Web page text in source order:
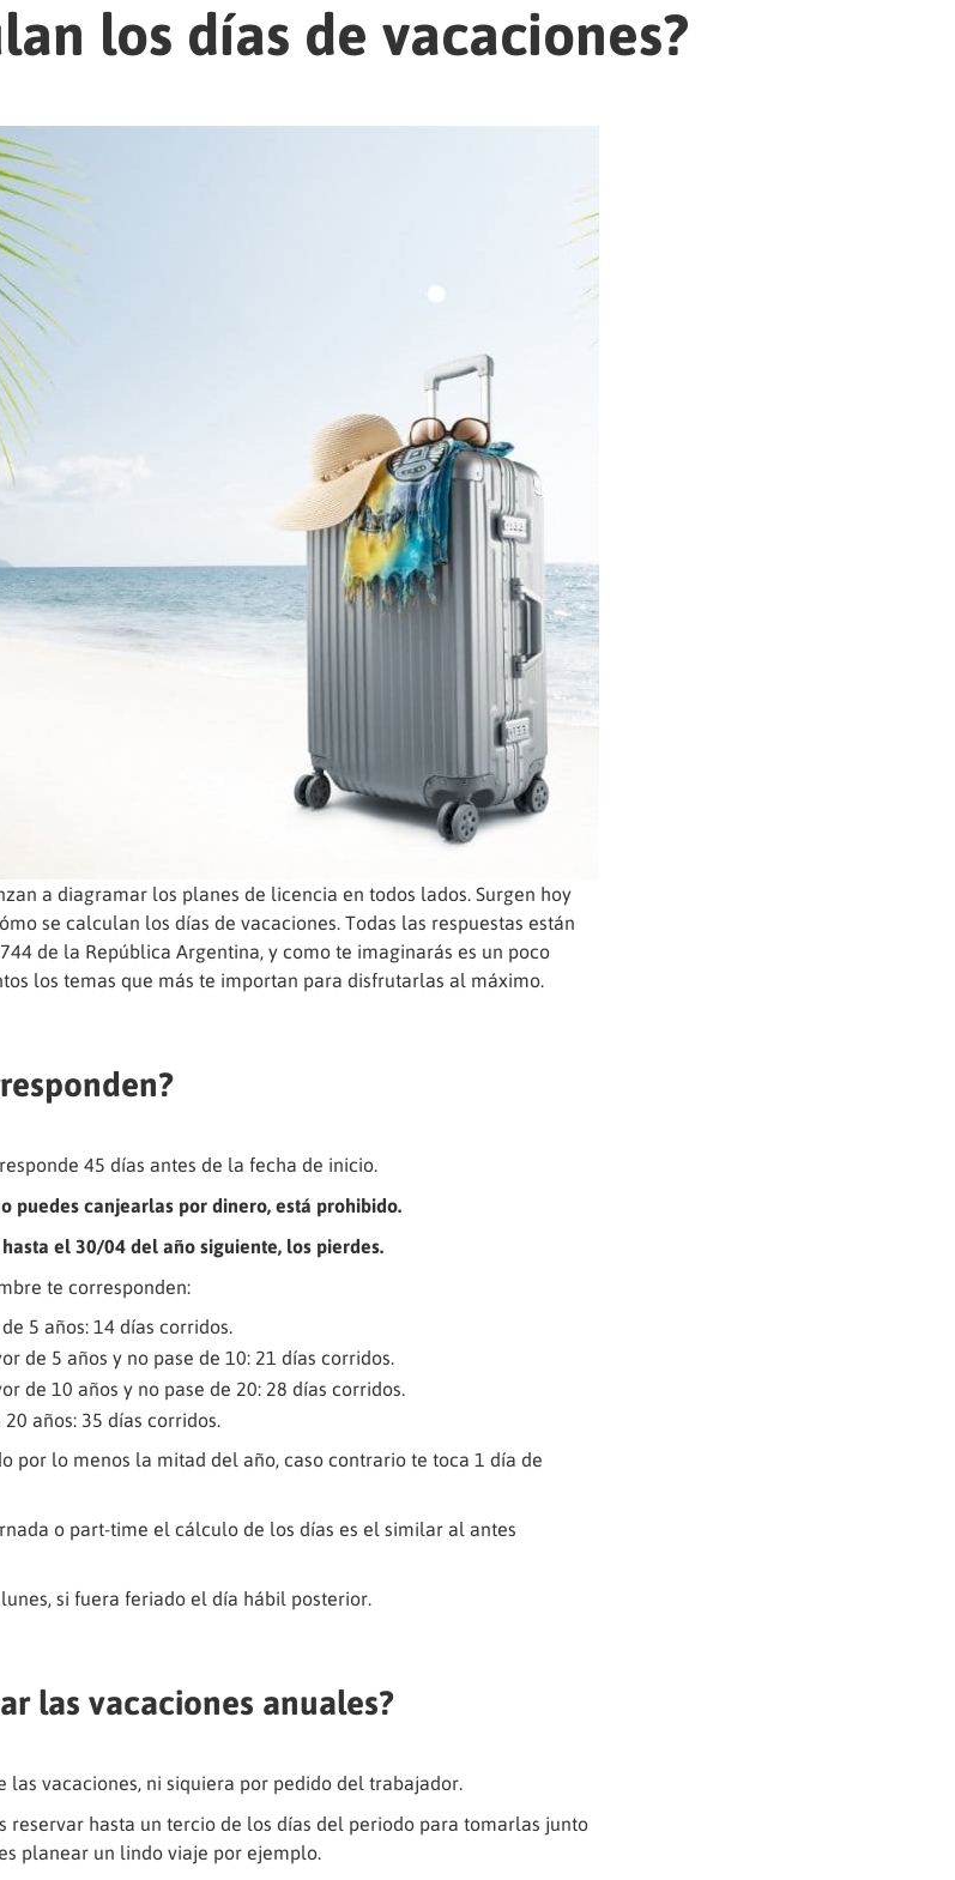
los días de vacaciones?
a diagramar los planes de licencia en todos lados. Surgen hoy
se calculan los días de vacaciones. Todas las respuestas están
de la República Argentina, y como te imaginarás es un poco
los temas que más te importan para disfrutarlas al máximo.
45 días antes de la fecha de inicio.
puedes canjearlas por dinero, está prohibido.
el 30/04 del año siguiente, los pierdes.
te corresponden:
5 años: 14 días corridos.
de 5 años y no pase de 10: 21 días corridos.
de 10 años y no pase de 20: 28 días corridos.
años: 35 días corridos.
por lo menos la mitad del año, caso contrario te toca 1 día de
o part-time el cálculo de los días es el similar al antes
si fuera feriado el día hábil posterior.
las vacaciones anuales?
vacaciones, ni siquiera por pedido del trabajador.
reservar hasta un tercio de los días del periodo para tomarlas junto
planear un lindo viaje por ejemplo.